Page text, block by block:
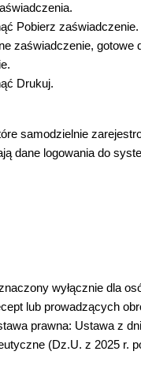
Pobierz zaświadczenie.
zaświadczenie, gotowe
Drukuj.
samodzielnie
dane logowania do
wyłącznie dla
lub prowadzących
prawna: Ustawa z
(Dz.U. z 2025 r.